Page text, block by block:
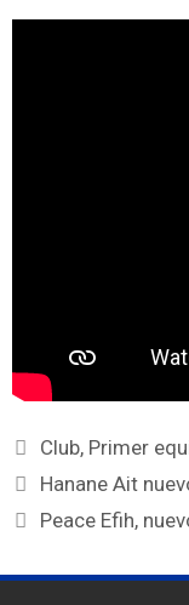
Club, Primer
Hanane Ait
Peace Efih,